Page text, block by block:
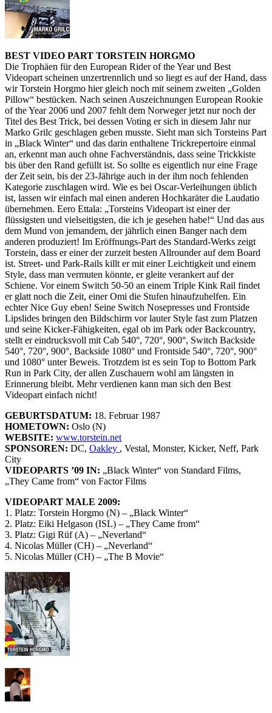
BEST VIDEO PART TORSTEIN HORGMO
Die Trophäen für den European Rider of the Year und Best
Videopart scheinen unzertrennlich und so liegt es auf der Hand, dass
wir Torstein Horgmo hier gleich noch mit seinem zweiten „Golden
Pillow“ bestücken. Nach seinen Auszeichnungen European Rookie
of the Year 2006 und 2007 fehlt dem Norweger jetzt nur noch der
Titel des Best Trick, bei dessen Voting er sich in diesem Jahr nur
Marko Grilc geschlagen geben musste. Sieht man sich Torsteins Part
in „Black Winter“ und das darin enthaltene Trickrepertoire einmal
an, erkennt man auch ohne Fachverständnis, dass seine Trickkiste
bis über den Rand gefüllt ist. So sollte es eigentlich nur eine Frage
der Zeit sein, bis der 23-Jährige auch in der ihm noch fehlenden
Kategorie zuschlagen wird. Wie es bei Oscar-Verleihungen üblich
ist, lassen wir einfach mal einen anderen Hochkaräter die Laudatio
übernehmen. Eero Ettala: „Torsteins Videopart ist einer der
flüssigsten und vielseitigsten, die ich je gesehen habe!“ Und das aus
dem Mund von jemandem, der jährlich einen Banger nach dem
anderen produziert! Im Eröffnungs-Part des Standard-Werks zeigt
Torstein, dass er einer der zurzeit besten Allrounder auf dem Board
ist. Street- und Park-Rails killt er mit einer Leichtigkeit und einem
Style, dass man vermuten könnte, er gleite verankert auf der
Schiene. Vor einem Switch 50-50 an einem Triple Kink Rail findet
er glatt noch die Zeit, einer Omi die Stufen hinaufzuhelfen. Ein
echter Nice Guy eben! Seine Switch Nosepresses und Frontside
Lipslides bringen den Bildschirm vor lauter Style fast zum Platzen
und seine Kicker-Fähigkeiten, egal ob im Park oder Backcountry,
stellt er eindrucksvoll mit Cab 540°, 720°, 900°, Switch Backside
540°, 720°, 900°, Backside 1080° und Frontside 540°, 720°, 900°
und 1080° unter Beweis. Trotzdem ist es sein Top to Bottom Park
Run in Park City, der allen Zuschauern wohl am längsten in
Erinnerung bleibt. Mehr verdienen kann man sich den Best
Videopart einfach nicht!
GEBURTSDATUM: 18. Februar 1987
HOMETOWN: Oslo (N)
WEBSITE: www.torstein.net
SPONSOREN: DC, Oakley , Vestal, Monster, Kicker, Neff, Park
City
VIDEOPARTS ’09 IN: „Black Winter“ von Standard Films,
„They Came from“ von Factor Films
VIDEOPART MALE 2009:
1. Platz: Torstein Horgmo (N) – „Black Winter“
2. Platz: Eiki Helgason (ISL) – „They Came from“
3. Platz: Gigi Rüf (A) – „Neverland“
4. Nicolas Müller (CH) – „Neverland“
5. Nicolas Müller (CH) – „The B Movie“